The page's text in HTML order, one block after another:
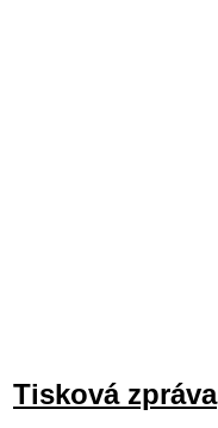
Tisková zpráva